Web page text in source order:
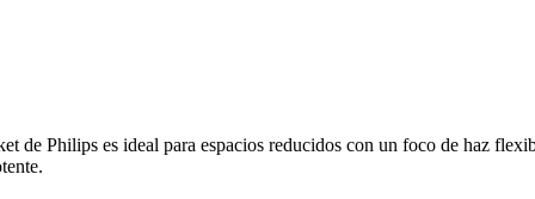
de Philips es ideal para espacios reducidos con un foco de haz